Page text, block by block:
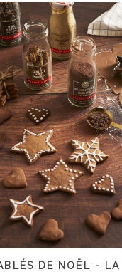
DE NOËL - LA